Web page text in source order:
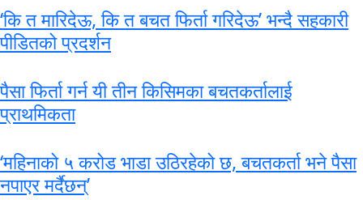
‘कि त मारिदेऊ, कि त बचत फिर्ता गरिदेऊ’ भन्दै सहकारी
पीडितको प्रदर्शन
पैसा फिर्ता गर्न यी तीन किसिमका बचतकर्तालाई
प्राथमिकता
‘महिनाको ५ करोड भाडा उठिरहेको छ, बचतकर्ता भने पैसा
नपाएर मर्दैछन्’